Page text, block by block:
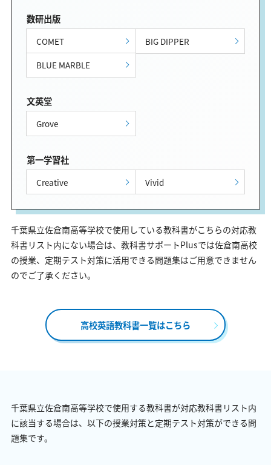
数研出版
COMET
BIG DIPPER
BLUE MARBLE
文英堂
Grove
第一学習社
Creative Vivid
千葉県立佐倉南高等学校で使用している教科書がこちらの対応教
科書リスト内にない場合は、教科書サポートPlusでは佐倉南高校
の授業、定期テスト対策に活用できる問題集はご用意できません
のでご了承ください。
高校英語教科書一覧はこちら
千葉県立佐倉南高等学校で使用する教科書が対応教科書リスト内
に該当する場合は、以下の授業対策と定期テスト対策ができる問
題集です。